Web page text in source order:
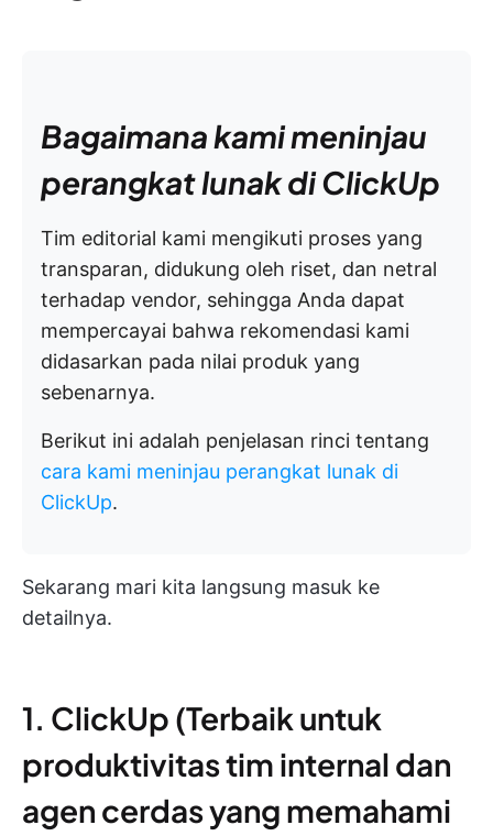
Bagaimana kami meninjau
perangkat lunak di ClickUp
Tim editorial kami mengikuti proses yang
transparan, didukung oleh riset, dan netral
terhadap vendor, sehingga Anda dapat
mempercayai bahwa rekomendasi kami
didasarkan pada nilai produk yang
sebenarnya.
Berikut ini adalah penjelasan rinci tentang
cara kami meninjau perangkat lunak di
ClickUp.
Sekarang mari kita langsung masuk ke
detailnya.
1. ClickUp (Terbaik untuk
produktivitas tim internal dan
agen cerdas yang memahami